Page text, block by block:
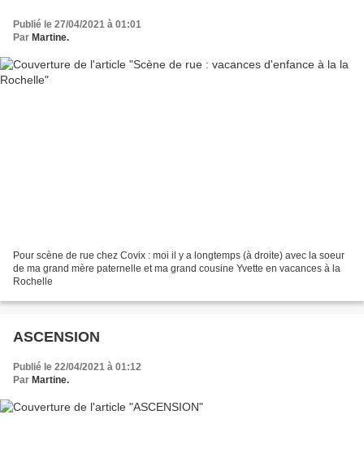
Publié le 27/04/2021 à 01:01
Par Martine.
Pour scène de rue chez Covix : moi il y a longtemps (à droite) avec la soeur
de ma grand mère paternelle et ma grand cousine Yvette en vacances à la
Rochelle
ASCENSION
Publié le 22/04/2021 à 01:12
Par Martine.